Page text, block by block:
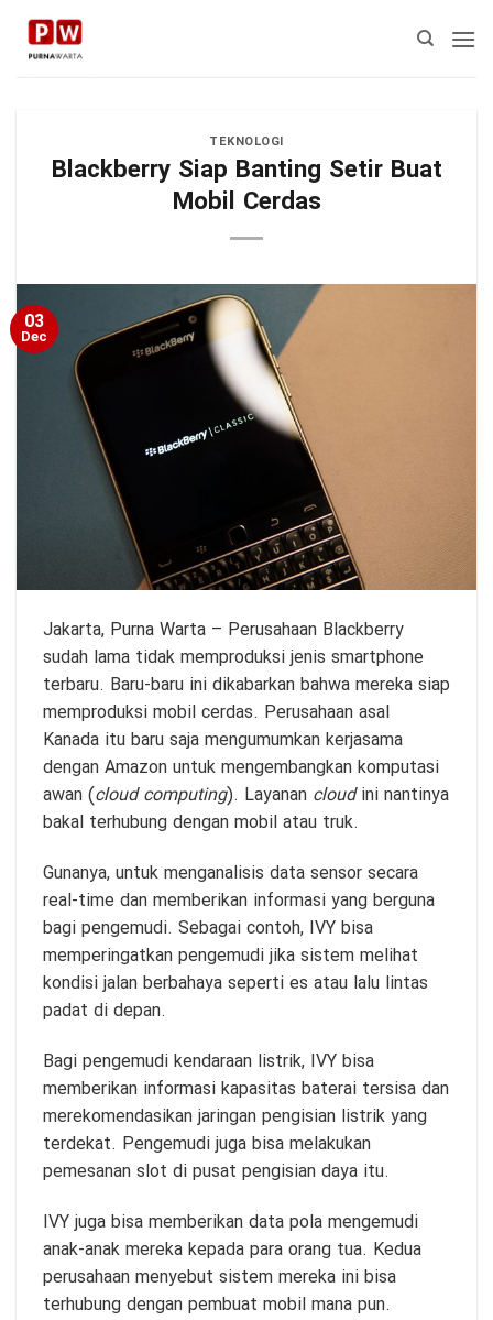
Skip
content
TEKNOLOGI
Blackberry Siap Banting Setir Buat
Mobil Cerdas
03
Dec
Jakarta, Purna Warta – Perusahaan Blackberry
sudah lama tidak memproduksi jenis smartphone
terbaru. Baru-baru ini dikabarkan bahwa mereka siap
memproduksi mobil cerdas. Perusahaan asal
Kanada itu baru saja mengumumkan kerjasama
dengan Amazon untuk mengembangkan komputasi
awan (cloud computing). Layanan cloudini nantinya
bakal terhubung dengan mobil atau truk.
Gunanya, untuk menganalisis data sensor secara
real-time dan memberikan informasi yang berguna
bagi pengemudi. Sebagai contoh, IVY bisa
memperingatkan pengemudi jika sistem melihat
kondisi jalan berbahaya seperti es atau lalu lintas
padat di depan.
Bagi pengemudi kendaraan listrik, IVY bisa
memberikan informasi kapasitas baterai tersisa dan
merekomendasikan jaringan pengisian listrik yang
terdekat. Pengemudi juga bisa melakukan
pemesanan slot di pusat pengisian daya itu.
IVY juga bisa memberikan data pola mengemudi
anak-anak mereka kepada para orang tua. Kedua
perusahaan menyebut sistem mereka ini bisa
terhubung dengan pembuat mobil mana pun.